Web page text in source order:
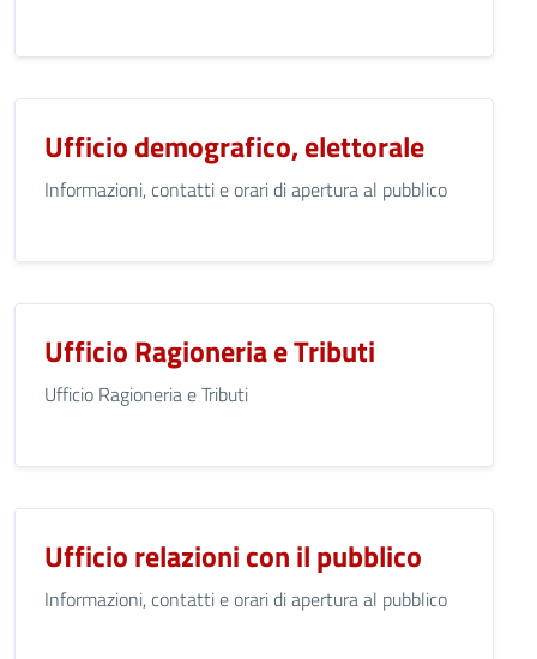
Ufficio demografico, elettorale
Informazioni, contatti e orari di apertura al pubblico
Ufficio Ragioneria e Tributi
Ufficio Ragioneria e Tributi
Ufficio relazioni con il pubblico
Informazioni, contatti e orari di apertura al pubblico